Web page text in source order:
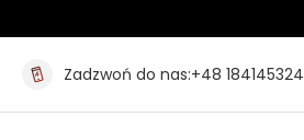
Zadzwoń do nas:+48 184145324